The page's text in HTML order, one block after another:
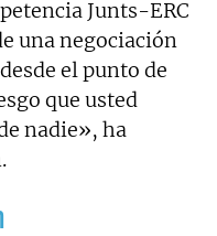
Junts-ERC
una negociación
el punto de
que usted
nadie», ha